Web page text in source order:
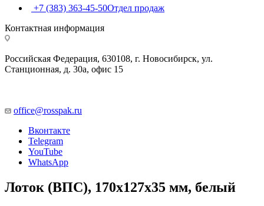
+7 (383) 363-45-50Отдел продаж
Контактная информация
Российская Федерация, 630108, г. Новосибирск, ул.
Станционная, д. 30а, офис 15
office@rosspak.ru
Вконтакте
Telegram
YouTube
WhatsApp
Лоток (ВПС), 170х127х35 мм, белый